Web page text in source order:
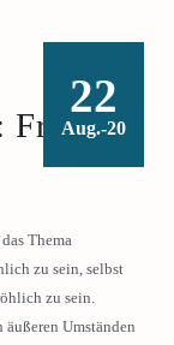
22
Aug.-20
Freude!
Thema
zu sein, selbst
zu sein.
Umständen